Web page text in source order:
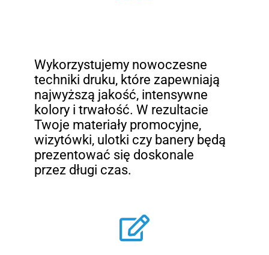
Wykorzystujemy nowoczesne
techniki druku, które zapewniają
najwyższą jakość, intensywne
kolory i trwałość. W rezultacie
Twoje materiały promocyjne,
wizytówki, ulotki czy banery będą
prezentować się doskonale
przez długi czas.